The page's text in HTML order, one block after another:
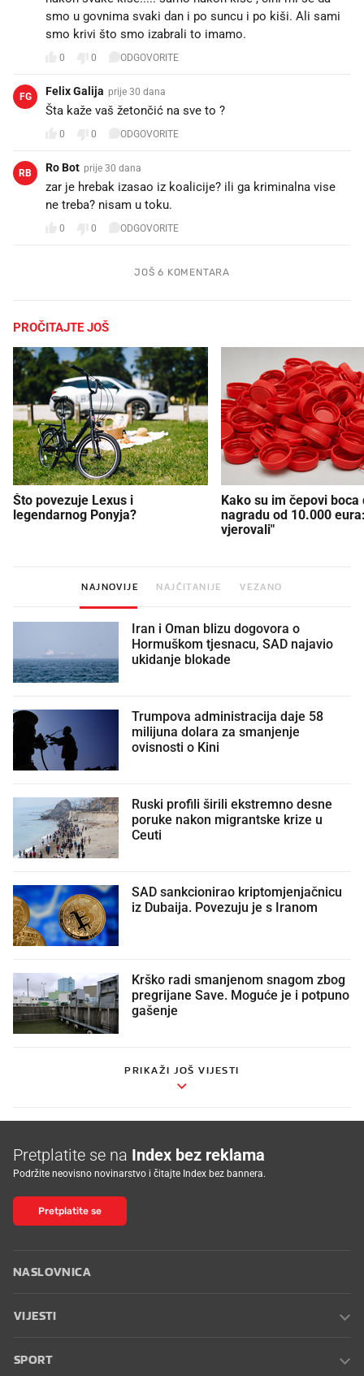
smo u govnima svaki dan i po suncu i po kiši. Ali sami
smo krivi što smo izabrali to imamo.
0 0 ODGOVORITE
FG Felix Galija prije 30 dana
Šta kaže vaš žetončić na sve to ?
0 0 ODGOVORITE
RB Ro Bot prije 30 dana
zar je hrebak izasao iz koalicije? ili ga kriminalna vise
ne treba? nisam u toku.
0 0 ODGOVORITE
JOŠ 6 KOMENTARA
PROČITAJTE JOŠ
Što povezuje Lexus i
legendarnog Ponyja?
Kako su im čepovi boca
nagradu od 10.000
vjerovali"
NAJNOVIJE NAJČITANIJE VEZANO
Iran i Oman blizu dogovora o
Hormuškom tjesnacu, SAD najavio
ukidanje blokade
Trumpova administracija daje 58
milijuna dolara za smanjenje
ovisnosti o Kini
Ruski profili širili ekstremno desne
poruke nakon migrantske krize u
Ceuti
SAD sankcionirao kriptomjenjačnicu
iz Dubaija. Povezuju je s Iranom
Krško radi smanjenom snagom zbog
pregrijane Save. Moguće je i potpuno
gašenje
PRIKAŽI JOŠ VIJESTI
Pretplatite se na Index bez reklama
Podržite neovisno novinarstvo i čitajte Index bez bannera.
Pretplatite se
NASLOVNICA
VIJESTI
SPORT